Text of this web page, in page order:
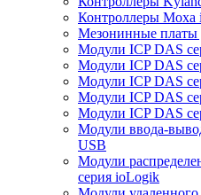
Контроллеры Moxa
Мезонинные платы
Модули ICP DAS
Модули ICP DAS
Модули ICP DAS
Модули ICP DAS
Модули ICP DAS
Модули ввода-
USB
Модули
серия ioLogik